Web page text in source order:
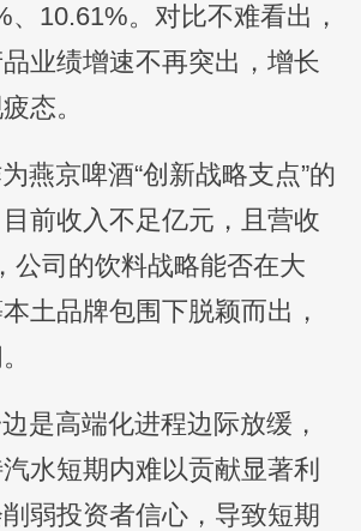
、10.61%。对比不难看出，
业绩增速不再突出，增长
态。
燕京啤酒“创新战略支点”的
前收入不足亿元，且营收
公司的饮料战略能否在大
土品牌包围下脱颖而出，
是高端化进程边际放缓，
水短期内难以贡献显著利
弱投资者信心，导致短期